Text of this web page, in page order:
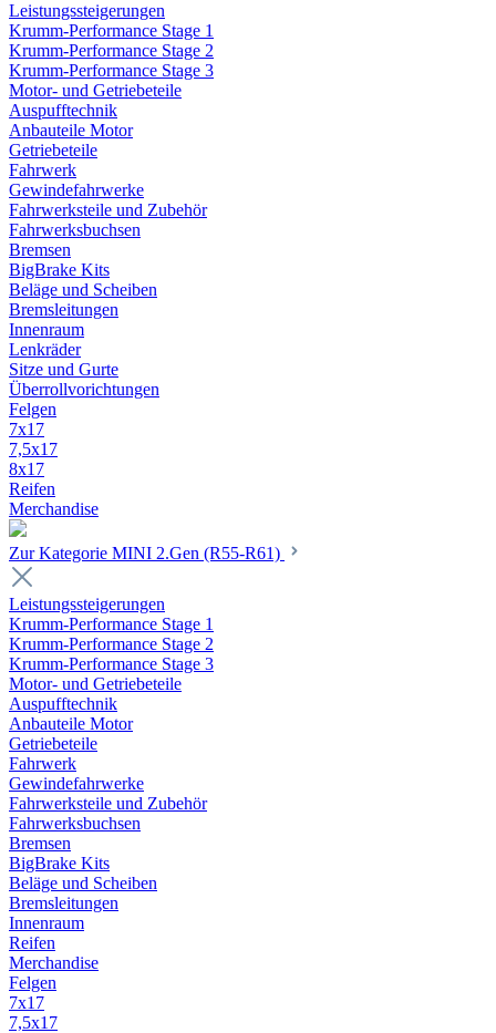
Leistungssteigerungen
Krumm-Performance Stage 1
Krumm-Performance Stage 2
Krumm-Performance Stage 3
Motor- und Getriebeteile
Auspufftechnik
Anbauteile Motor
Getriebeteile
Fahrwerk
Gewindefahrwerke
Fahrwerksteile und Zubehör
Fahrwerksbuchsen
Bremsen
BigBrake Kits
Beläge und Scheiben
Bremsleitungen
Innenraum
Lenkräder
Sitze und Gurte
Überrollvorichtungen
Felgen
7x17
7,5x17
8x17
Reifen
Merchandise
Zur Kategorie MINI 2.Gen (R55-R61)
Leistungssteigerungen
Krumm-Performance Stage 1
Krumm-Performance Stage 2
Krumm-Performance Stage 3
Motor- und Getriebeteile
Auspufftechnik
Anbauteile Motor
Getriebeteile
Fahrwerk
Gewindefahrwerke
Fahrwerksteile und Zubehör
Fahrwerksbuchsen
Bremsen
BigBrake Kits
Beläge und Scheiben
Bremsleitungen
Innenraum
Reifen
Merchandise
Felgen
7x17
7,5x17